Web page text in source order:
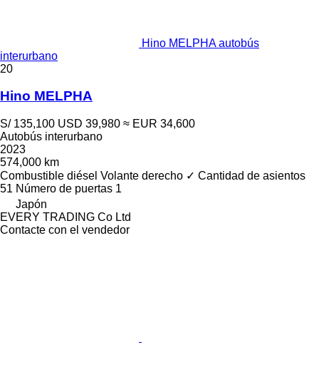
Hino MELPHA autobús
interurbano
20
Hino MELPHA
S/ 135,100 USD 39,980 ≈ EUR 34,600
Autobús interurbano
2023
574,000 km
Combustible diésel Volante derecho ✓ Cantidad de asientos
51 Número de puertas 1
Japón
EVERY TRADING Co Ltd
Contacte con el vendedor